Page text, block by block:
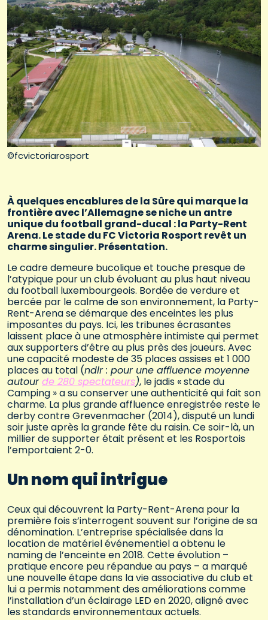
©fcvictoriarosport
À quelques encablures de la Sûre qui marque la
frontière avec l’Allemagne se niche un antre
unique du football grand-ducal : la Party-Rent
Arena. Le stade du FC Victoria Rosport revêt un
charme singulier. Présentation.
Le cadre demeure bucolique et touche presque de
l’atypique pour un club évoluant au plus haut niveau
du football luxembourgeois. Bordée de verdure et
bercée par le calme de son environnement, la Party-
Rent-Arena se démarque des enceintes les plus
imposantes du pays. Ici, les tribunes écrasantes
laissent place à une atmosphère intimiste qui permet
aux supporters d’être au plus près des joueurs. Avec
une capacité modeste de 35 places assises et 1 000
places au total (ndlr : pour une affluence moyenne
autourde 280 spectateurs), le jadis « stade du
Camping » a su conserver une authenticité qui fait son
charme. La plus grande affluence enregistrée reste le
derby contre Grevenmacher (2014), disputé un lundi
soir juste après la grande fête du raisin. Ce soir-là, un
millier de supporter était présent et les Rosportois
l’emportaient 2-0.
Un nom qui intrigue
Ceux qui découvrent la Party-Rent-Arena pour la
première fois s’interrogent souvent sur l’origine de sa
dénomination. L’entreprise spécialisée dans la
location de matériel événementiel a obtenu le
naming de l’enceinte en 2018. Cette évolution –
pratique encore peu répandue au pays – a marqué
une nouvelle étape dans la vie associative du club et
lui a permis notamment des améliorations comme
l’installation d’un éclairage LED en 2020, aligné avec
les standards environnementaux actuels.